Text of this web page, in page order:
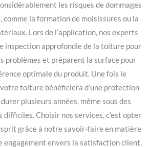
les risques de dommages
comme la formation de moisissures ou la
Lors de l’application, nos experts
inspection approfondie de la toiture pour
problèmes et préparent la surface pour
optimale du produit. Une fois le
toiture bénéficiera d’une protection
plusieurs années, même sous des
Choisir nos services, c’est opter
grâce à notre savoir-faire en matière
engagement envers la satisfaction client.